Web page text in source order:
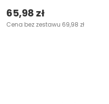
65,98 zł
Cena bez zestawu 69,98 zł